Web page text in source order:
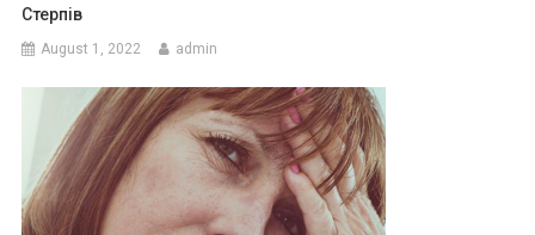
Стерпів
August 1, 2022 admin